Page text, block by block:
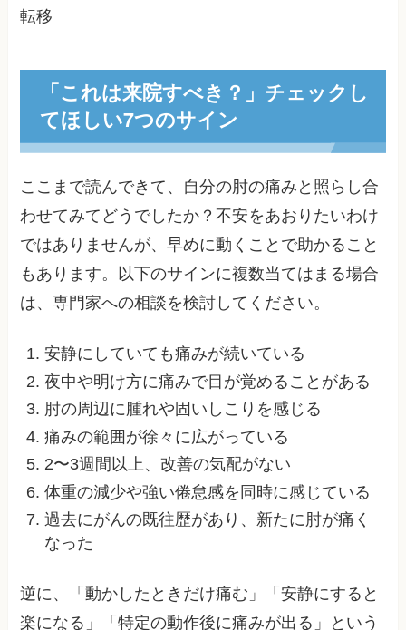
転移
「これは来院すべき？」チェックし
てほしい7つのサイン
ここまで読んできて、自分の肘の痛みと照らし合
わせてみてどうでしたか？不安をあおりたいわけ
ではありませんが、早めに動くことで助かること
もあります。以下のサインに複数当てはまる場合
は、専門家への相談を検討してください。
安静にしていても痛みが続いている
夜中や明け方に痛みで目が覚めることがある
肘の周辺に腫れや固いしこりを感じる
痛みの範囲が徐々に広がっている
2〜3週間以上、改善の気配がない
体重の減少や強い倦怠感を同時に感じている
過去にがんの既往歴があり、新たに肘が痛く
なった
逆に、「動かしたときだけ痛む」「安静にすると
楽になる」「特定の動作後に痛みが出る」という